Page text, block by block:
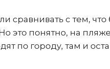
сравнивать с тем, что
это понятно, на
по городу, там и